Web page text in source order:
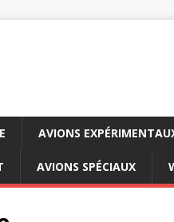
AVIONS
AVIONS SPÉCIAUX